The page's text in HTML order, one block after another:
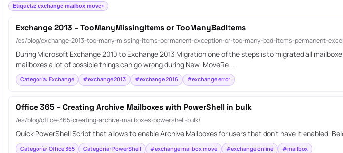
Etiqueta: exchange mailbox move
Exchange 2013 – TooManyMissingItems or TooManyBadItems
/es/blog/exchange-2013-too-many-missing-items-permanent-exception-or-too-many-bad-items-permanent-
During Microsoft Exchange 2010 to Exchange 2013 Migration one of the steps is to migrated all
mailboxes a lot of possible things can go wrong during New-MoveRe...
Categoría: Exchange #exchange 2013 #exchange 2016 #exchange error
Office 365 – Creating Archive Mailboxes with PowerShell in bulk
/es/blog/office-365-creating-archive-mailboxes-powershell-bulk/
Quick PowerShell Script that allows to enable Archive Mailboxes for users that don’t have it enabled.
Categoría: Office 365 Categoría: PowerShell #exchange mailbox move #exchange online #mailbox